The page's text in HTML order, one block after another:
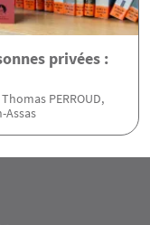
privées :
PERROUD,
Assas